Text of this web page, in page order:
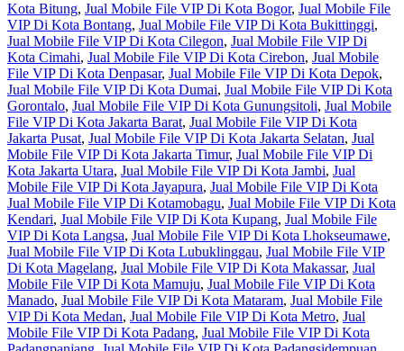
Kota Bitung, Jual Mobile File VIP Di Kota Bogor, Jual Mobile File
VIP Di Kota Bontang, Jual Mobile File VIP Di Kota Bukittinggi,
Jual Mobile File VIP Di Kota Cilegon, Jual Mobile File VIP Di
Kota Cimahi, Jual Mobile File VIP Di Kota Cirebon, Jual Mobile
File VIP Di Kota Denpasar, Jual Mobile File VIP Di Kota Depok,
Jual Mobile File VIP Di Kota Dumai, Jual Mobile File VIP Di Kota
Gorontalo, Jual Mobile File VIP Di Kota Gunungsitoli, Jual Mobile
File VIP Di Kota Jakarta Barat, Jual Mobile File VIP Di Kota
Jakarta Pusat, Jual Mobile File VIP Di Kota Jakarta Selatan, Jual
Mobile File VIP Di Kota Jakarta Timur, Jual Mobile File VIP Di
Kota Jakarta Utara, Jual Mobile File VIP Di Kota Jambi, Jual
Mobile File VIP Di Kota Jayapura, Jual Mobile File VIP Di Kota
Jual Mobile File VIP Di Kotamobagu, Jual Mobile File VIP Di Kota
Kendari, Jual Mobile File VIP Di Kota Kupang, Jual Mobile File
VIP Di Kota Langsa, Jual Mobile File VIP Di Kota Lhokseumawe,
Jual Mobile File VIP Di Kota Lubuklinggau, Jual Mobile File VIP
Di Kota Magelang, Jual Mobile File VIP Di Kota Makassar, Jual
Mobile File VIP Di Kota Mamuju, Jual Mobile File VIP Di Kota
Manado, Jual Mobile File VIP Di Kota Mataram, Jual Mobile File
VIP Di Kota Medan, Jual Mobile File VIP Di Kota Metro, Jual
Mobile File VIP Di Kota Padang, Jual Mobile File VIP Di Kota